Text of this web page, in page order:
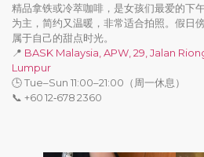
精品拿铁或冷萃咖啡，是女孩们最爱的下
为主，简约又温暖，非常适合拍照。假日
属于自己的甜点时光。
📍 BASK Malaysia, APW, 29, Jalan
Lumpur
🕒 Tue–Sun 11:00–21:00（周一休息）
📞 +60 12‑678 2360